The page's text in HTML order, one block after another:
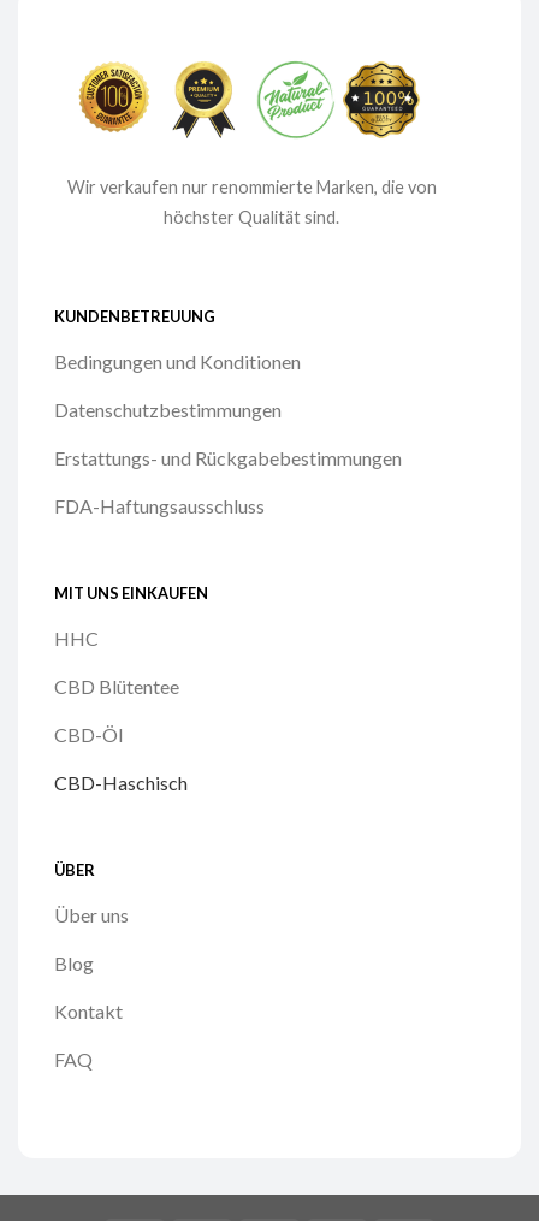
Wir verkaufen nur renommierte Marken, die von
höchster Qualität sind.
KUNDENBETREUUNG
Bedingungen und Konditionen
Datenschutzbestimmungen
Erstattungs- und Rückgabebestimmungen
FDA-Haftungsausschluss
MIT UNS EINKAUFEN
HHC
CBD Blütentee
CBD-Öl
CBD-Haschisch
ÜBER
Über uns
Blog
Kontakt
FAQ